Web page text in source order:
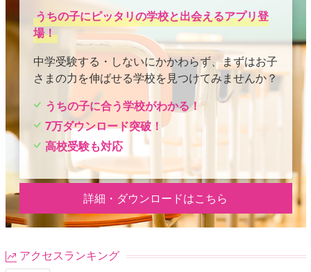
うちの子にピッタリの学校と出会えるアプリ登
場！
中学受験する・しないにかかわらず、まずはお子
さまの力を伸ばせる学校を見つけてみませんか？
うちの子に合う学校がわかる！
7万ダウンロード突破！
高校受験も対応
詳細・ダウンロードはこちら
アクセスランキング